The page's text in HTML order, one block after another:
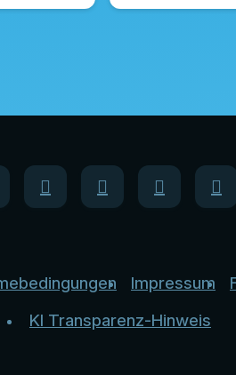
Impressum
KI Transparenz-Hinweis